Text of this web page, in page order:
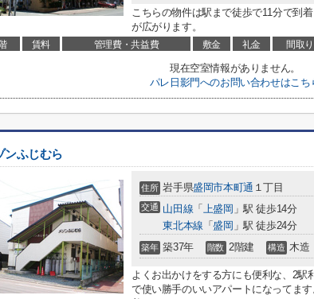
こちらの物件は駅まで徒歩で11分で到
が広がります。
賃料 管理費・共益費 敷金 礼金 間取り
現在空室情報がありません。
パレ日影門へのお問い合わせはこち
ンふじむら
住所 岩手県盛岡市本町通 １丁目
交通 山田線 「 上盛岡 」駅 徒歩14分
東北本線 「盛岡 」駅 徒歩24分
築年 築37年 階数 2階建 構造 木造
よくお出かけをする方にも便利な、2駅
で使い勝手のいいアパートになってま